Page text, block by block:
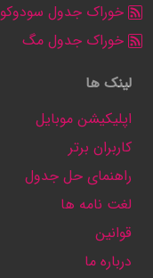
خوراک جدول سودوکو
خوراک جدول مگ
لینک ها
اپلیکیشن موبایل
کاربران برتر
راهنمای حل جدول
لغت نامه ها
قوانین
درباره ما